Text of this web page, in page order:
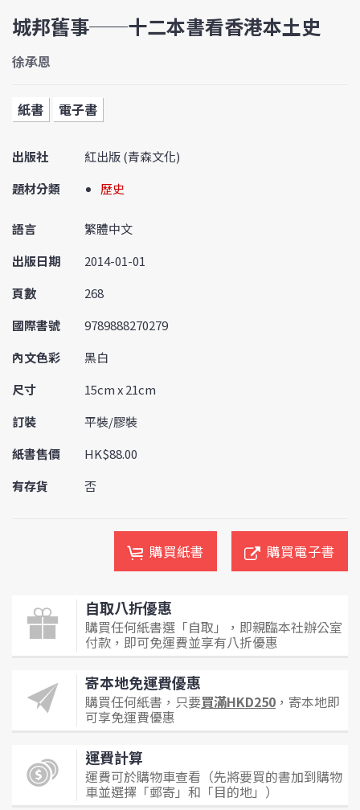
城邦舊事──十二本書看香港本土史
徐承恩
紙書 電子書
出版社
紅出版 (青森文化)
題材分類
歷史
語言
繁體中文
出版日期
2014-01-01
頁數
268
國際書號
9789888270279
內文色彩
黑白
尺寸
15cm x 21cm
訂裝
平裝/膠裝
紙書售價
HK$88.00
有存貨
否
購買紙書 購買電子書
自取八折優惠
購買任何紙書選「自取」，即親臨本社辦公室
付款，即可免運費並享有八折優惠
寄本地免運費優惠
購買任何紙書，只要買滿HKD250 ，寄本地即
可享免運費優惠
運費計算
運費可於購物車查看（先將要買的書加到購物
車並選擇「郵寄」和「目的地」）